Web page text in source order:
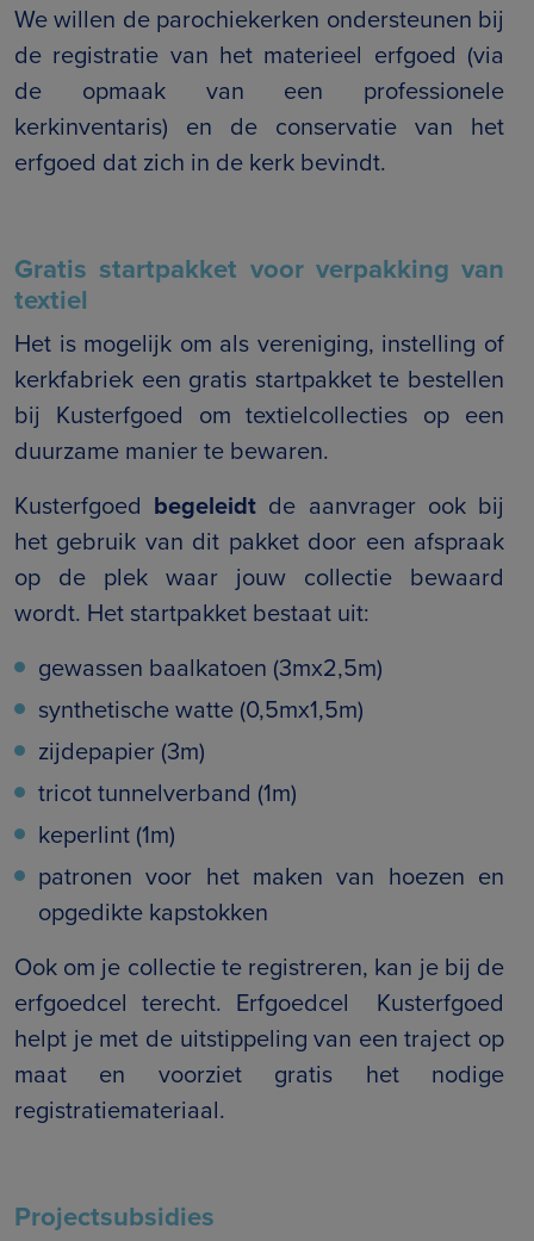
We willen de parochiekerken ondersteunen bij
de registratie van het materieel erfgoed (via
de opmaak van een professionele
kerkinventaris) en de conservatie van het
erfgoed dat zich in de kerk bevindt.
Gratis startpakket voor verpakking van
textiel
Het is mogelijk om als vereniging, instelling of
kerkfabriek een gratis startpakket te bestellen
bij Kusterfgoed om textielcollecties op een
duurzame manier te bewaren.
Kusterfgoed begeleidt de aanvrager ook bij
het gebruik van dit pakket door een afspraak
op de plek waar jouw collectie bewaard
wordt. Het startpakket bestaat uit:
gewassen baalkatoen (3mx2,5m)
synthetische watte (0,5mx1,5m)
zijdepapier (3m)
tricot tunnelverband (1m)
keperlint (1m)
patronen voor het maken van hoezen en
opgedikte kapstokken
Ook om je collectie te registreren, kan je bij de
erfgoedcel terecht. Erfgoedcel Kusterfgoed
helpt je met de uitstippeling van een traject op
maat en voorziet gratis het nodige
registratiemateriaal.
Projectsubsidies